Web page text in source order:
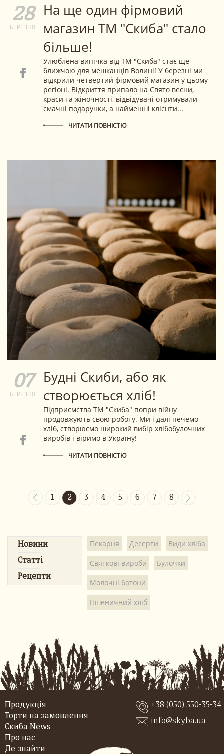
28
БЕРЕЗНЯ
На ще один фірмовий
магазин ТМ "Скиба" стало
більше!
Улюблена випічка від ТМ "Скиба" стає ще
ближчою для мешканців Волині! У березні ми
відкрили четвертий фірмовий магазин у цьому
регіоні. Відкриття припало на Свято весни,
краси та жіночності, відвідувачі отримували
смачні подарунки, а найменші клієнти...
ЧИТАТИ ПОВНІСТЮ
07
БЕРЕЗНЯ
Будні Скиби, або як
створюється хліб!
Підприємства ТМ "Скиба" попри війну
продовжують свою роботу. Ми і далі печемо
хліб, створюємо широкий вибір хлібобулочних
виробів і віримо в Україну!
ЧИТАТИ ПОВНІСТЮ
1 2 3 4 5 6 7 8
Новини
Статті
Рецепти
Пекарня Десерти Види хліба
Святкові вироби Булочки
Молочні батони
Пшеничний хліб
Продукція
Торти на замовлення
Скиба News
Про нас
Де знайти
+38 (050) 550-35-34
info@skyba.ua